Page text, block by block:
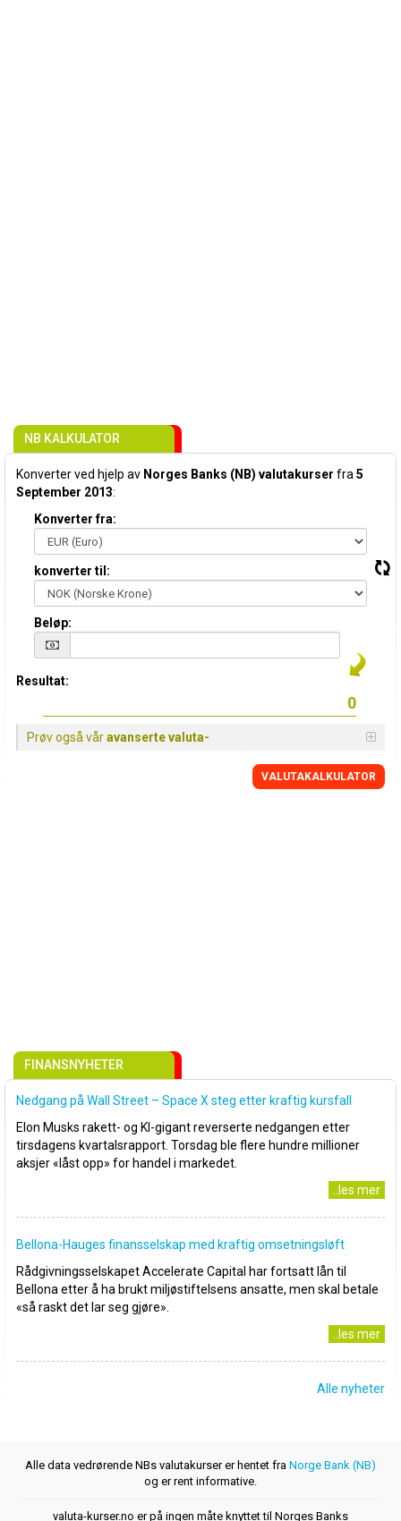
NB KALKULATOR
Konverter ved hjelp av Norges Banks (NB) valutakurser fra 5
September 2013:
Konverter fra:
konverter til:
Beløp:
Resultat:
Prøv også våravanserte valuta-
VALUTAKALKULATOR
FINANSNYHETER
Nedgang på Wall Street – Space X steg etter kraftig kursfall
Elon Musks rakett- og KI-gigant reverserte nedgangen etter
tirsdagens kvartalsrapport. Torsdag ble flere hundre millioner
aksjer «låst opp» for handel i markedet.
..les mer
Bellona-Hauges finansselskap med kraftig omsetningsløft
Rådgivningsselskapet Accelerate Capital har fortsatt lån til
Bellona etter å ha brukt miljøstiftelsens ansatte, men skal betale
«så raskt det lar seg gjøre».
..les mer
Alle nyheter
Alle data vedrørende NBs valutakurser er hentet fra Norge Bank (NB)
og er rent informative.
valuta-kurser.no er på ingen måte knyttet til Norges Banks